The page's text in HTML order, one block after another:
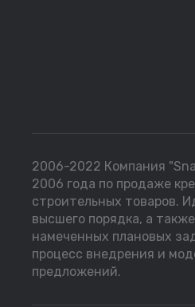
2006-2022 Компания
2006 года по продаже
строительных товаров.
высшего порядка, а
намеченных плановых
процесс внедрения и
предложений.